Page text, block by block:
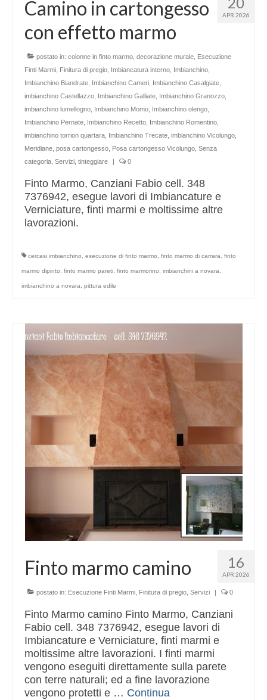
Altri servizi
Cartongesso
Controsoffitti
Posa pavimento laminato
Muratura
APR 2026
Camino in cartongesso
con effetto marmo
postato in: colonne in finto marmo, decorazione murale, Esecuzione
Finti Marmi, Finitura di pregio, Imbiancatura interno, Imbianchino,
Imbianchino Biandrate, Imbianchino Cameri, Imbianchino Casalgiate,
imbianchino Castellazzo, Imbianchino Galliate, Imbianchino Granozzo,
imbianchino lumellogno, Imbianchino Momo, Imbianchino olengo,
Imbianchino Pernate, Imbianchino Recetto, Imbianchino Romentino,
imbianchino torrion quartara, Imbianchino Trecate, imbianchino Vicolungo,
Meridiane, posa cartongesso, Posa cartongesso Vicolungo, Senza
categoria, Servizi, tinteggiare 0
Finto Marmo, Canziani Fabio cell. 348
7376942, esegue lavori di Imbiancature e
Verniciature, finti marmi e moltissime altre
lavorazioni.
cercasi imbianchino, esecuzione di finto marmo, finto marmo di carrara, finto
marmo dipinto, finto marmo pareti, finto marmorino, imbianchini a novara,
imbianchino a novara, pittura edile
16
APR 2026
Finto marmo camino
postato in: Esecuzione Finti Marmi, Finitura di pregio, Servizi 0
Finto Marmo camino Finto Marmo, Canziani
Fabio cell. 348 7376942, esegue lavori di
Imbiancature e Verniciature, finti marmi e
moltissime altre lavorazioni. I finti marmi
vengono eseguiti direttamente sulla parete
con terre naturali; ed a fine lavorazione
vengono protetti e … Continua